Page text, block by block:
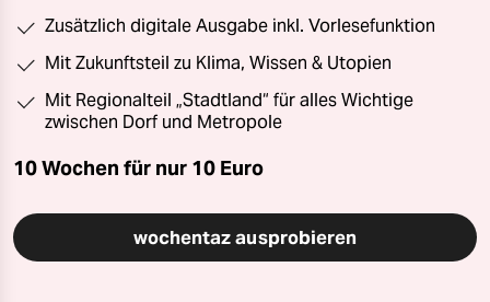
Zusätzlich digitale Ausgabe inkl. Vorlesefunktion
Mit Zukunftsteil zu Klima, Wissen & Utopien
Mit Regionalteil „Stadtland“ für alles Wichtige
zwischen Dorf und Metropole
10 Wochen für nur 10 Euro
wochentaz ausprobieren